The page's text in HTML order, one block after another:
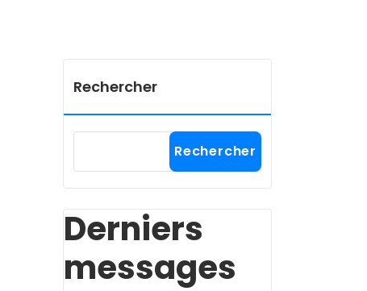
Rechercher
Rechercher
Derniers
messages